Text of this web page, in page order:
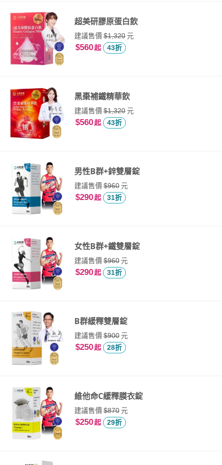
超美研膠原蛋白飲
建議售價$1,320元
$560起 43折
黑棗補鐵精華飲
建議售價$1,320元
$560起 43折
男性B群+鋅雙層錠
建議售價$960元
$290起 31折
女性B群+鐵雙層錠
建議售價$960元
$290起 31折
B群緩釋雙層錠
建議售價$900元
$250起 28折
維他命C緩釋膜衣錠
建議售價$870元
$250起 29折